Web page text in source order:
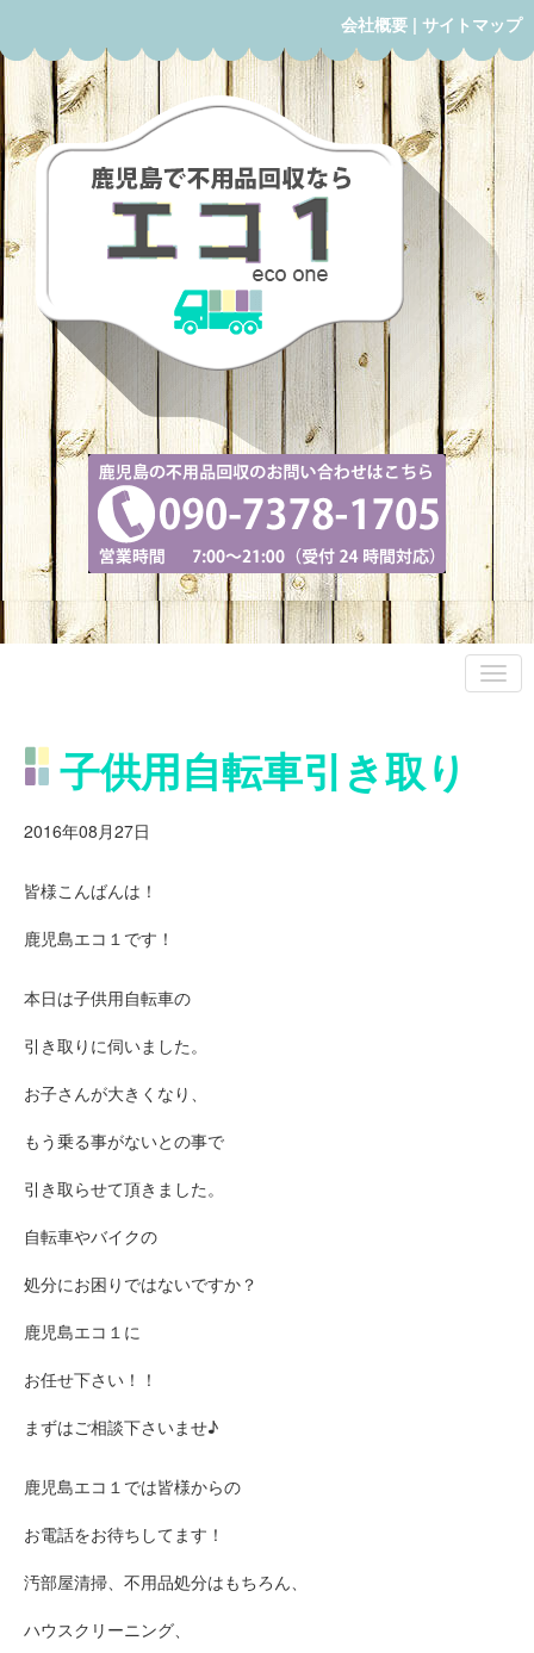
会社概要 | サイトマップ
子供用自転車引き取り
2016年08月27日
皆様こんばんは！
鹿児島エコ１です！
本日は子供用自転車の
引き取りに伺いました。
お子さんが大きくなり、
もう乗る事がないとの事で
引き取らせて頂きました。
自転車やバイクの
処分にお困りではないですか？
鹿児島エコ１に
お任せ下さい！！
まずはご相談下さいませ♪
鹿児島エコ１では皆様からの
お電話をお待ちしてます！
汚部屋清掃、不用品処分はもちろん、
ハウスクリーニング、